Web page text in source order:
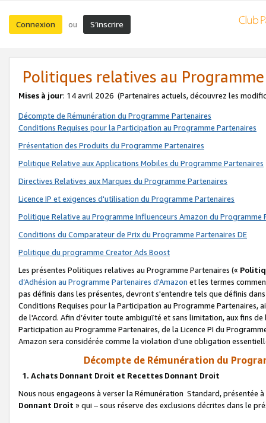
Connexion ou S’inscrire
Politiques relatives au
Mises à jour: 14 avril 2026 (Partenaires actuels, découvrez les
Décompte de Rémunération du Programme Partenaires
Conditions Requises pour la Participation au Programme Partenaires
Présentation des Produits du Programme Partenaires
Politique Relative aux Applications Mobiles du Programme Partenaires
Directives Relatives aux Marques du Programme Partenaires
Licence IP et exigences d'utilisation du Programme Partenaires
Politique Relative au Programme Influenceurs Amazon du Programme
Conditions du Comparateur de Prix du Programme Partenaires DE
Politique du programme Creator Ads Boost
Les présentes Politiques relatives au Programme Partenaires («
d’Adhésion au Programme Partenaires d'Amazon et les termes
pas définis dans les présentes, devront s'entendre tels que définis
Conditions Requises pour la Participation au Programme Partenaires,
de l'Accord. Afin d’éviter toute ambiguïté et sans limitation, aux fins
Participation au Programme Partenaires, de la Licence PI du
Amazon sera considérée comme la violation d’une obligation
Décompte de Rémunération du
1. Achats Donnant Droit et Recettes Donnant Droit
Nous nous engageons à verser la Rémunération Standard, présentée
Donnant Droit » qui – sous réserve des exclusions décrites dans le